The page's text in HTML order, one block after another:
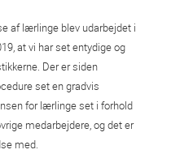
af lærlinge blev udarbejdet i
at vi har set entydige og
Der er siden
set en gradvis
for lærlinge set i forhold
medarbejdere, og det er
med.